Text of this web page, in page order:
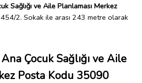
Sağlığı ve Aile Planlaması Merkez
2. Sokak ile arası 243 metre olarak
Çocuk Sağlığı ve Aile
Posta Kodu 35090